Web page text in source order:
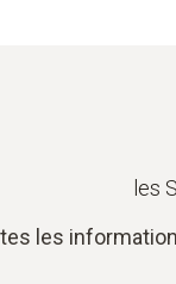
les
les